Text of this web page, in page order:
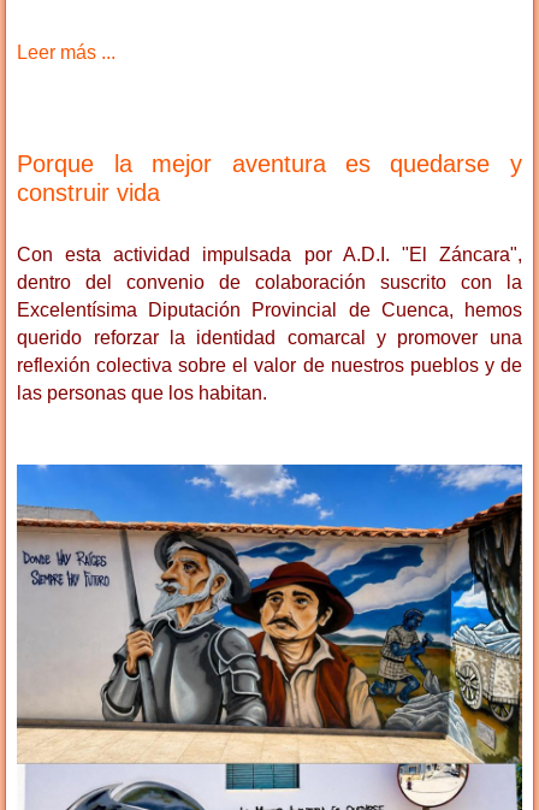
Leer más ...
Porque la mejor aventura es quedarse y
construir vida
Con esta actividad impulsada por A.D.I. "El Záncara",
dentro del convenio de colaboración suscrito con la
Excelentísima Diputación Provincial de Cuenca, hemos
querido reforzar la identidad comarcal y promover una
reflexión colectiva sobre el valor de nuestros pueblos y de
las personas que los habitan.